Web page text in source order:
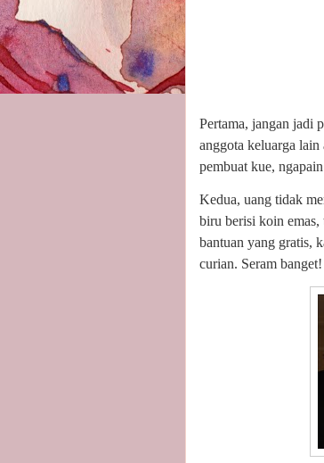
Pertama, jangan jadi
anggota keluarga
pembuat kue,
Kedua, uang tidak
biru berisi koin emas,
bantuan yang gratis,
curian. Seram banget!